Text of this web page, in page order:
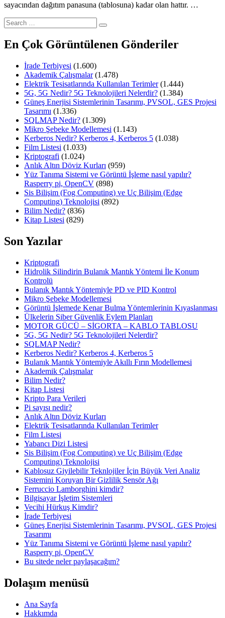
sayacından dağıtım panasuna (tablosuna) kadar olan hattır. …
Search
for:
En Çok Görüntülenen Gönderiler
İrade Terbiyesi (1.600)
Akademik Çalışmalar (1.478)
Elektrik Tesisatlarında Kullanılan Terimler (1.444)
5G, 5G Nedir? 5G Teknolojileri Nelerdir? (1.384)
Güneş Enerjisi Sistemlerinin Tasarımı, PVSOL, GES Projesi
Tasarımı (1.336)
SQLMAP Nedir? (1.309)
Mikro Şebeke Modellemesi (1.143)
Kerberos Nedir? Kerberos 4, Kerberos 5 (1.038)
Film Listesi (1.033)
Kriptografi (1.024)
Anlık Altın Döviz Kurları (959)
Yüz Tanıma Sistemi ve Görüntü İşleme nasıl yapılır?
Rasperry pi, OpenCV (898)
Sis Bilişim (Fog Computing) ve Uç Bilişim (Edge
Computing) Teknolojisi (892)
Bilim Nedir? (836)
Kitap Listesi (829)
Son Yazılar
Kriptografi
Hidrolik Silindirin Bulanık Mantık Yöntemi İle Konum
Kontrolü
Bulanık Mantık Yöntemiyle PD ve PID Kontrol
Mikro Şebeke Modellemesi
Görüntü İşlemede Kenar Bulma Yöntemlerinin Kıyaslanması
Ülkelerin Siber Güvenlik Eylem Planları
MOTOR GÜCÜ – SİGORTA – KABLO TABLOSU
5G, 5G Nedir? 5G Teknolojileri Nelerdir?
SQLMAP Nedir?
Kerberos Nedir? Kerberos 4, Kerberos 5
Bulanık Mantık Yöntemiyle Akıllı Fırın Modellemesi
Akademik Çalışmalar
Bilim Nedir?
Kitap Listesi
Kripto Para Verileri
Pi sayısı nedir?
Anlık Altın Döviz Kurları
Elektrik Tesisatlarında Kullanılan Terimler
Film Listesi
Yabancı Dizi Listesi
Sis Bilişim (Fog Computing) ve Uç Bilişim (Edge
Computing) Teknolojisi
Kablosuz Giyilebilir Teknlojiler İçin Büyük Veri Analiz
Sistemini Koruyan Bir Gizlilik Sensör Ağı
Ferruccio Lamborghini kimdir?
Bilgisayar İşletim Sistemleri
Vecihi Hürkuş Kimdir?
İrade Terbiyesi
Güneş Enerjisi Sistemlerinin Tasarımı, PVSOL, GES Projesi
Tasarımı
Yüz Tanıma Sistemi ve Görüntü İşleme nasıl yapılır?
Rasperry pi, OpenCV
Bu sitede neler paylaşacağım?
Dolaşım menüsü
Ana Sayfa
Hakkımda